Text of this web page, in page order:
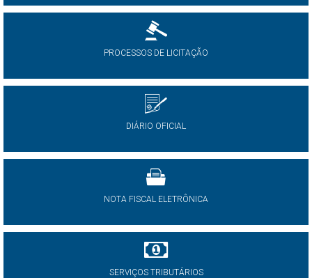
PROCESSOS DE LICITAÇÃO
DIÁRIO OFICIAL
NOTA FISCAL ELETRÔNICA
SERVIÇOS TRIBUTÁRIOS